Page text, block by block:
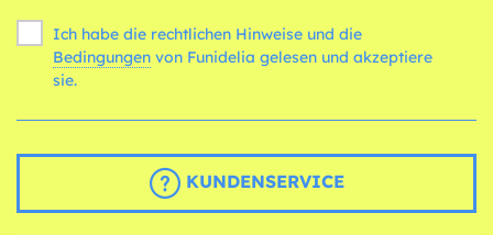
Ich habe die rechtlichen Hinweise und die
Bedingungen
sie.
KUNDENSERVICE